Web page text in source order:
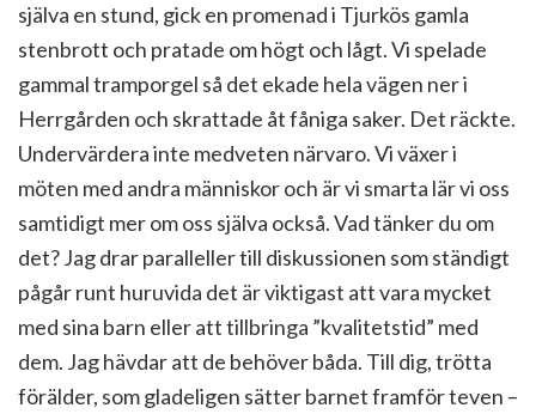
själva en stund, gick en promenad i Tjurkös gamla
stenbrott och pratade om högt och lågt. Vi spelade
gammal tramporgel så det ekade hela vägen ner i
Herrgården och skrattade åt fåniga saker. Det räckte.
Undervärdera inte medveten närvaro. Vi växer i
möten med andra människor och är vi smarta lär vi oss
samtidigt mer om oss själva också. Vad tänker du om
det? Jag drar paralleller till diskussionen som ständigt
pågår runt huruvida det är viktigast att vara mycket
med sina barn eller att tillbringa ”kvalitetstid” med
dem. Jag hävdar att de behöver båda. Till dig, trötta
förälder, som gladeligen sätter barnet framför teven –